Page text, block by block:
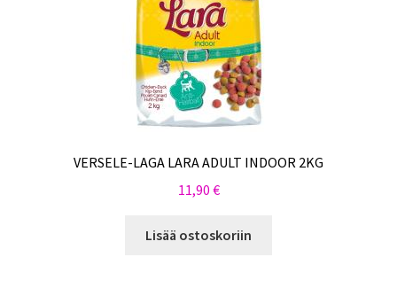
VERSELE-LAGA LARA ADULT INDOOR 2KG
11,90 €
Lisää ostoskoriin